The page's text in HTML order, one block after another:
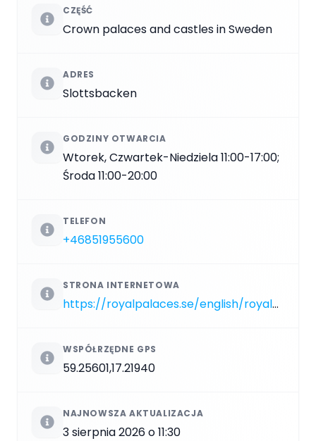
CZĘŚĆ
Crown palaces and castles in Sweden
ADRES
Slottsbacken
GODZINY OTWARCIA
Wtorek, Czwartek-Niedziela 11:00-17:00;
Środa 11:00-20:00
TELEFON
+46851955600
STRONA INTERNETOWA
https://royalpalaces.se/english/royal-palaces-and-sites/gripsholm-castle.html
WSPÓŁRZĘDNE GPS
59.25601,17.21940
NAJNOWSZA AKTUALIZACJA
3 sierpnia 2026 o 11:30